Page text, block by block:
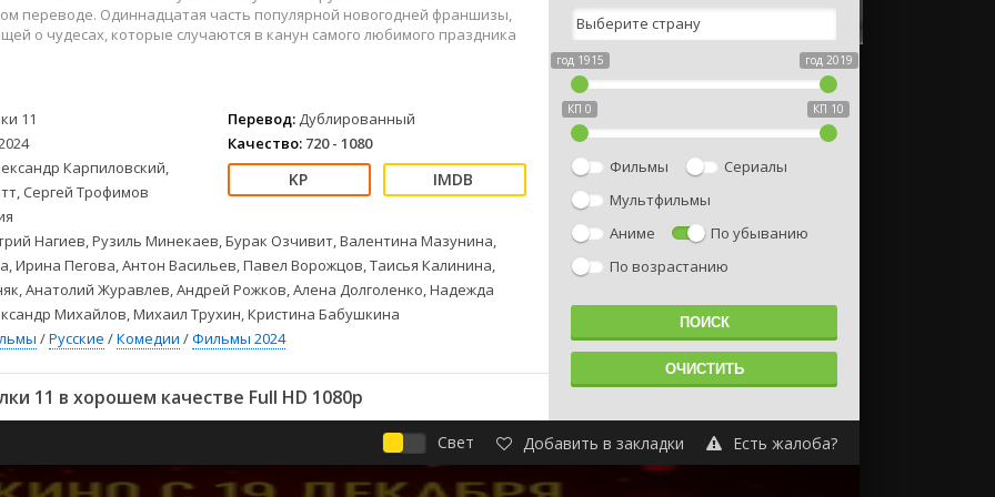
Детские
Спорт
Фантастика
Фэнтези
2022
Русские
СССР
Зарубежные
переводе. Одиннадцатая часть популярной новогодней франшизы,
о чудесах, которые случаются в канун самого любимого праздника
11
Карпиловский,
Сергей Трофимов
Перевод: Дублированный
Качество: 720 - 1080
Нагиев, Рузиль Минекаев, Бурак Озчивит, Валентина Мазунина,
Ирина Пегова, Антон Васильев, Павел Ворожцов, Таисья Калинина,
Анатолий Журавлев, Андрей Рожков, Алена Долголенко, Надежда
Михайлов, Михаил Трухин, Кристина Бабушкина
/Русские /Комедии /Фильмы 2024
11 в хорошем качестве Full HD 1080p
год 1915 год 2019
КП 0 КП 10
Фильмы
Сериалы
Мультфильмы
Аниме
По убыванию
По возрастанию
Свет Добавить в закладки Есть жалоба?